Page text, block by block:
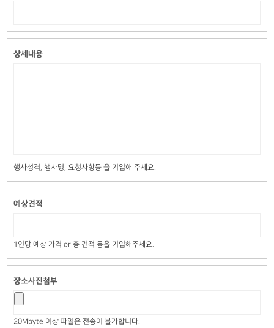
상세내용
행사성격, 행사명, 요청사항등 을 기입해 주세요.
예상견적
1인당 예상 가격 or 총 견적 등을 기입해주세요.
장소사진첨부
20Mbyte 이상 파일은 전송이 불가합니다.